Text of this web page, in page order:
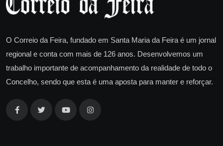
O Correio da Feira, fundado em Santa Maria da Feira é um jornal
regional e conta com mais de 126 anos. Desenvolvemos um
trabalho importante de acompanhamento da realidade de todo o
Concelho, sendo que esta é uma aposta para manter e reforçar.